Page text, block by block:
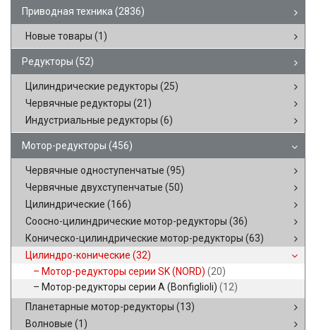
Приводная техника (2836)
Новые товары (1)
Редукторы (52)
Цилиндрические редукторы (25)
Червячные редукторы (21)
Индустриальные редукторы (6)
Мотор-редукторы (456)
Червячные одноступенчатые (95)
Червячные двухступенчатые (50)
Цилиндрические (166)
Соосно-цилиндрические мотор-редукторы (36)
Коническо-цилиндрические мотор-редукторы (63)
Цилиндро-конические (32)
Мотор-редукторы серии SK (NORD) (20)
Мотор-редукторы серии A (Bonfiglioli) (12)
Планетарные мотор-редукторы (13)
Волновые (1)